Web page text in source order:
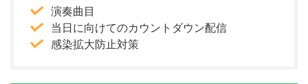
演奏曲目
当日に向けてのカウントダウン配信
感染拡大防止対策